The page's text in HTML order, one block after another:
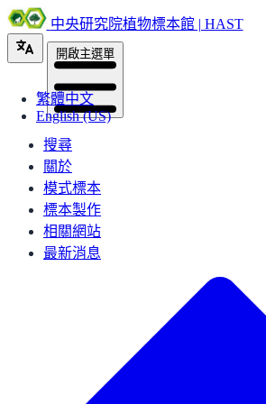
中央研究院植物標本館 | HAST
繁體中文
English (US)
開啟主選單
搜尋
關於
模式標本
標本製作
相關網站
最新消息